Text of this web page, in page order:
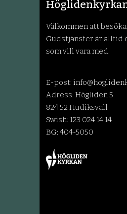
Välkommen att besöka
Gudstjänster är alltid
som vill vara med.
E-post:
Adress: Högliden 5
824 52 Hudiksvall
Swish: 123 024 14 14
BG: 404-5050